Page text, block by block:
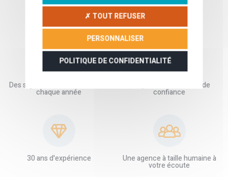
NOS GARANTIES
Des séjours testés et améliorés
chaque année
Des partenaires locaux de
confiance
30 ans d'expérience Une agence à taille humaine à
votre écoute
✗ TOUT REFUSER
PERSONNALISER
POLITIQUE DE CONFIDENTIALITÉ